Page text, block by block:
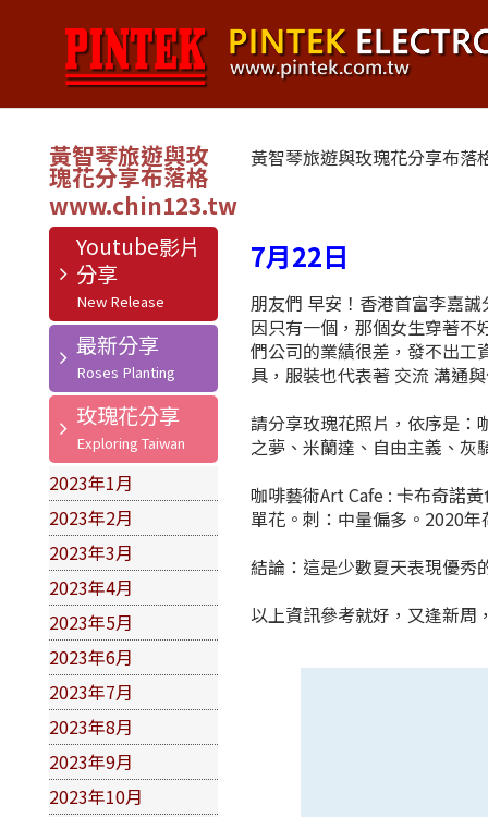
黃智琴旅遊與玫
瑰花分享布落格
Youtube影片
分享
最新分享
玫瑰花分享
2023年1月
2023年2月
2023年3月
2023年4月
2023年5月
2023年6月
2023年7月
2023年8月
2023年9月
2023年10月
黃智琴旅遊與玫瑰花分享布落
7月22日
朋友們 早安！香港首富李嘉
因只有一個，那個女生穿著不
們公司的業績很差，發不出工
具，服裝也代表著 交流 溝通
請分享玫瑰花照片，依序是：
之夢、米蘭達、自由主義、灰
咖啡藝術Art Cafe : 卡布奇諾
單花。刺：中量偏多。2020
結論：這是少數夏天表現優秀
以上資訊參考就好，又逢新周